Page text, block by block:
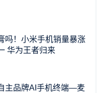
吗！小米手机销量暴涨
华为王者归来
主品牌AI手机终端—麦